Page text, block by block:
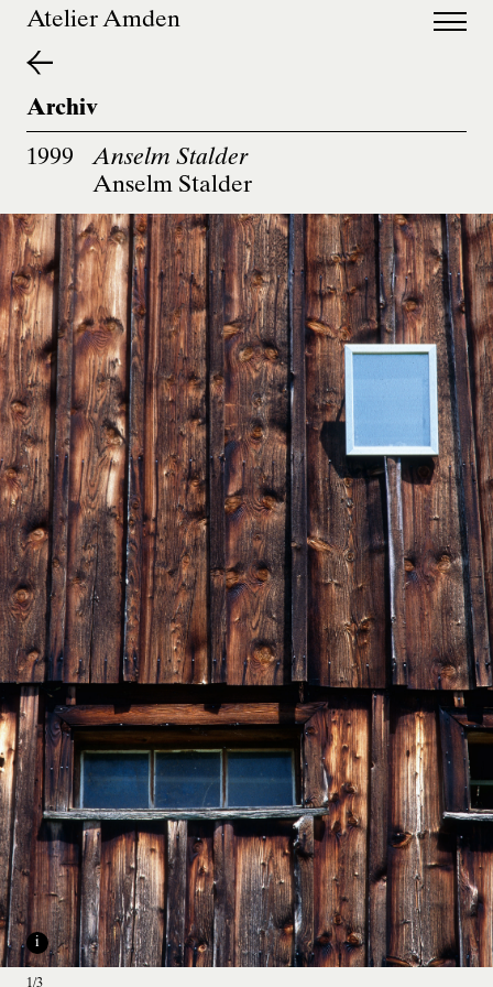
Atelier Amden
deen
Archiv
1999
Anselm Stalder
Anselm Stalder
1/3
i
1/3
i